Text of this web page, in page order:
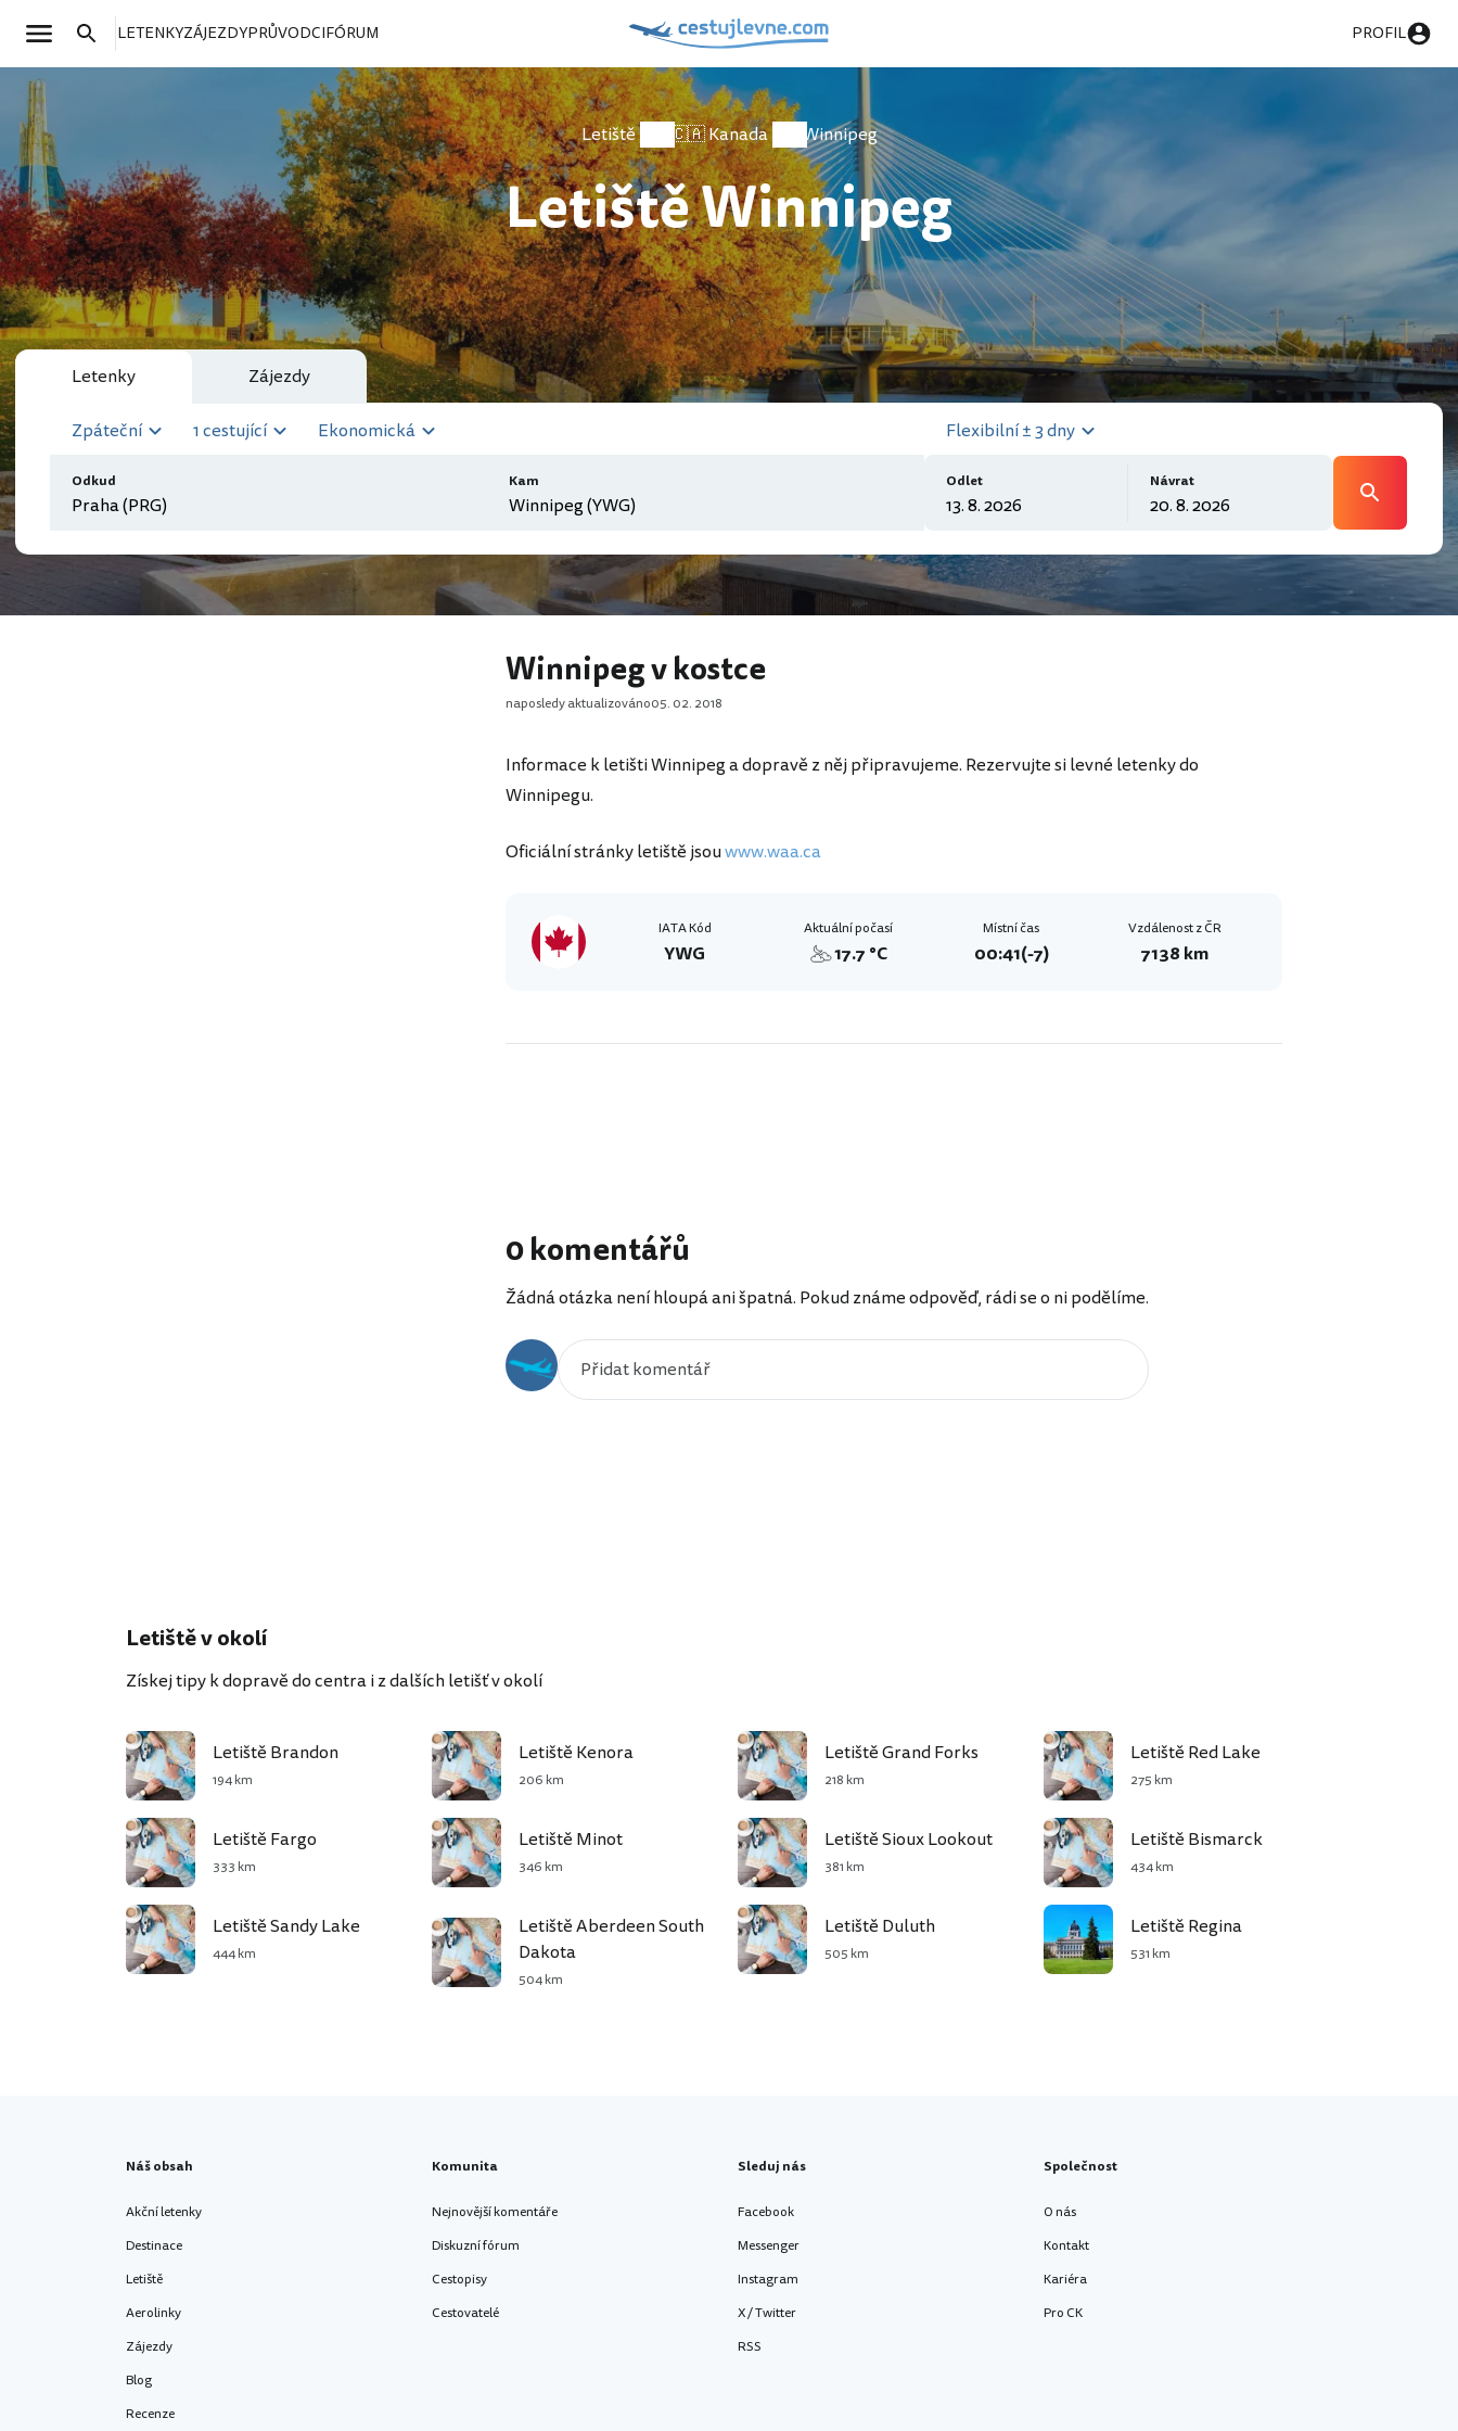
LETENKYZÁJEZDYPRŮVODCIFÓRUM PROFIL
Letiště 🇨🇦 Kanada Winnipeg
Letiště Winnipeg
Letenky Zájezdy
Zpáteční 1 cestující Ekonomická
Odkud Kam
Flexibilní ± 3 dny
Odlet Návrat
Winnipeg v kostce
naposledy aktualizováno05. 02. 2018
Informace k letišti Winnipeg a dopravě z něj připravujeme. Rezervujte si levné letenky do
Winnipegu.
Oficiální stránky letiště jsouwww.waa.ca
IATA Kód
YWG
Aktuální počasí
17.7 °C
Místní čas
00:41(-7)
Vzdálenost z ČR
7138 km
0 komentářů
Žádná otázka není hloupá ani špatná. Pokud známe odpověď, rádi se o ni podělíme.
Letiště v okolí
Získej tipy k dopravě do centra i z dalších letišť v okolí
Letiště Brandon
194 km
Letiště Kenora
206 km
Letiště Grand Forks
218 km
Letiště Red Lake
275 km
Letiště Fargo
333 km
Letiště Minot
346 km
Letiště Sioux Lookout
381 km
Letiště Bismarck
434 km
Letiště Sandy Lake
444 km
Letiště Aberdeen South
Dakota
504 km
Letiště Duluth
505 km
Letiště Regina
531 km
Náš obsah
Akční letenky
Destinace
Letiště
Aerolinky
Zájezdy
Blog
Recenze
Komunita
Nejnovější komentáře
Diskuzní fórum
Cestopisy
Cestovatelé
Sleduj nás
Facebook
Messenger
Instagram
X / Twitter
RSS
Společnost
O nás
Kontakt
Kariéra
Pro CK